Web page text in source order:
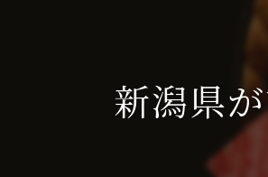
新潟県